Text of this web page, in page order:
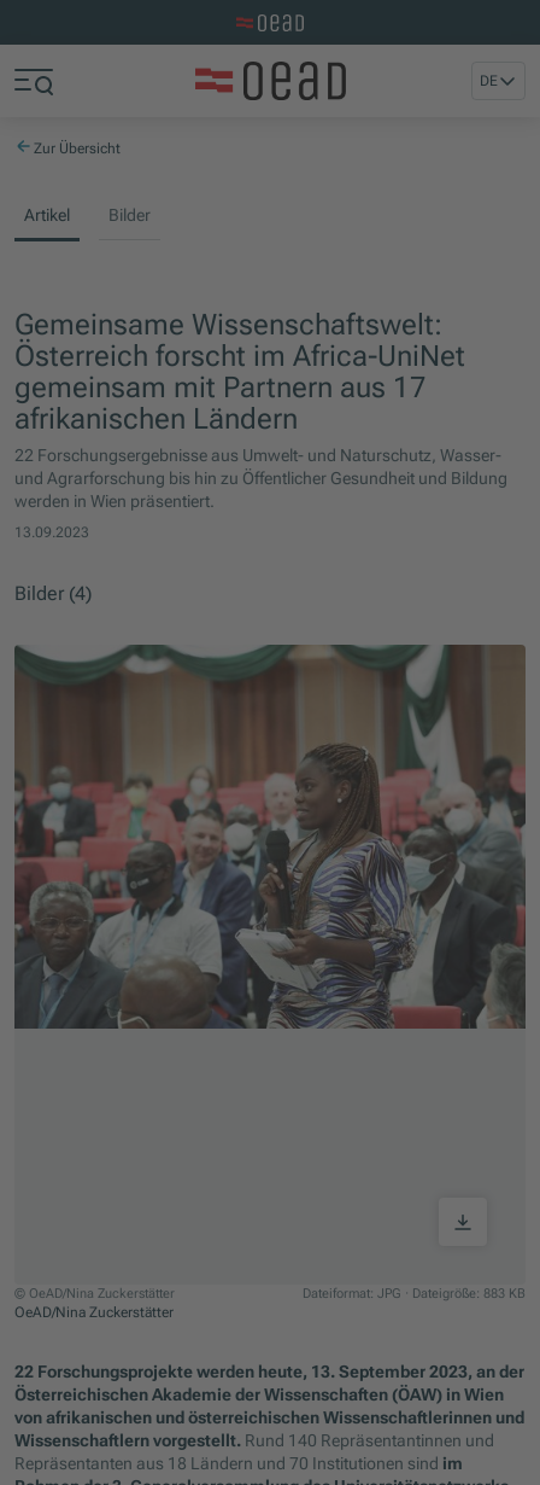
DE
Zur Übersicht
Artikel Bilder
Gemeinsame Wissenschaftswelt:
Österreich forscht im Africa-UniNet
gemeinsam mit Partnern aus 17
afrikanischen Ländern
22 Forschungsergebnisse aus Umwelt- und Naturschutz, Wasser-
und Agrarforschung bis hin zu Öffentlicher Gesundheit und Bildung
werden in Wien präsentiert.
13.09.2023
Bilder (4)
Slider überspringen
© OeAD/Nina Zuckerstätter Dateiformat: JPG · Dateigröße: 883 KB
OeAD/Nina Zuckerstätter
22 Forschungsprojekte werden heute, 13. September 2023, an der
Österreichischen Akademie der Wissenschaften (ÖAW) in Wien
von afrikanischen und österreichischen Wissenschaftlerinnen und
Wissenschaftlern vorgestellt. Rund 140 Repräsentantinnen und
Repräsentanten aus 18 Ländern und 70 Institutionen sind im